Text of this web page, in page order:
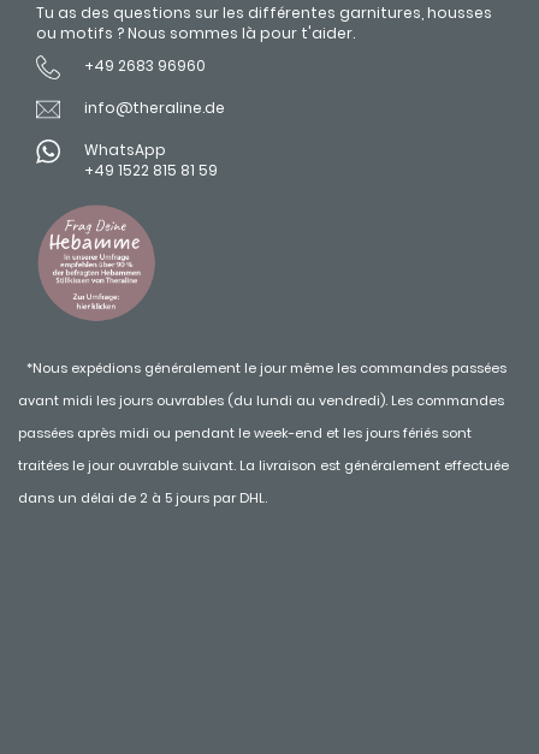
Tu as des questions sur les différentes garnitures, housses
ou motifs ? Nous sommes là pour t'aider.
+49 2683 96960
info@theraline.de
WhatsApp
+49 1522 815 81 59
*Nous expédions généralement le jour même les commandes passées
avant midi les jours ouvrables (du lundi au vendredi). Les commandes
passées après midi ou pendant le week-end et les jours fériés sont
traitées le jour ouvrable suivant. La livraison est généralement effectuée
dans un délai de 2 à 5 jours par DHL.